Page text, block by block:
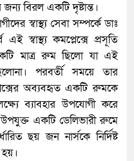
জন্য বিরল একটি দৃষ্টান্ত।
স্বাস্থ্য সেবা সম্পর্কে ডাঃ
স্বাস্থ্য কমপ্লেক্সে প্রসূতি
মাত্র রুম ছিলো যা এই
পরবর্তী সময়ে তার
অব্যবহৃত একটি রুমকে
ব্যাবহার উপযোগী করে
একটি ডেলিভারী রুমে
ছয় জন নার্সকে নির্দিষ্ট